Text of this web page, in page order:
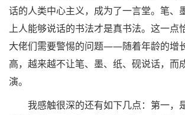
话的人类中心主义，成为了一言堂。笔、
上人能够说话的书法才是真书法。这一点
大佬们需要警惕的问题——随着年龄的增
高，越来越不让笔、墨、纸、砚说话，而
演。
我感触很深的还有如下几点：第一，